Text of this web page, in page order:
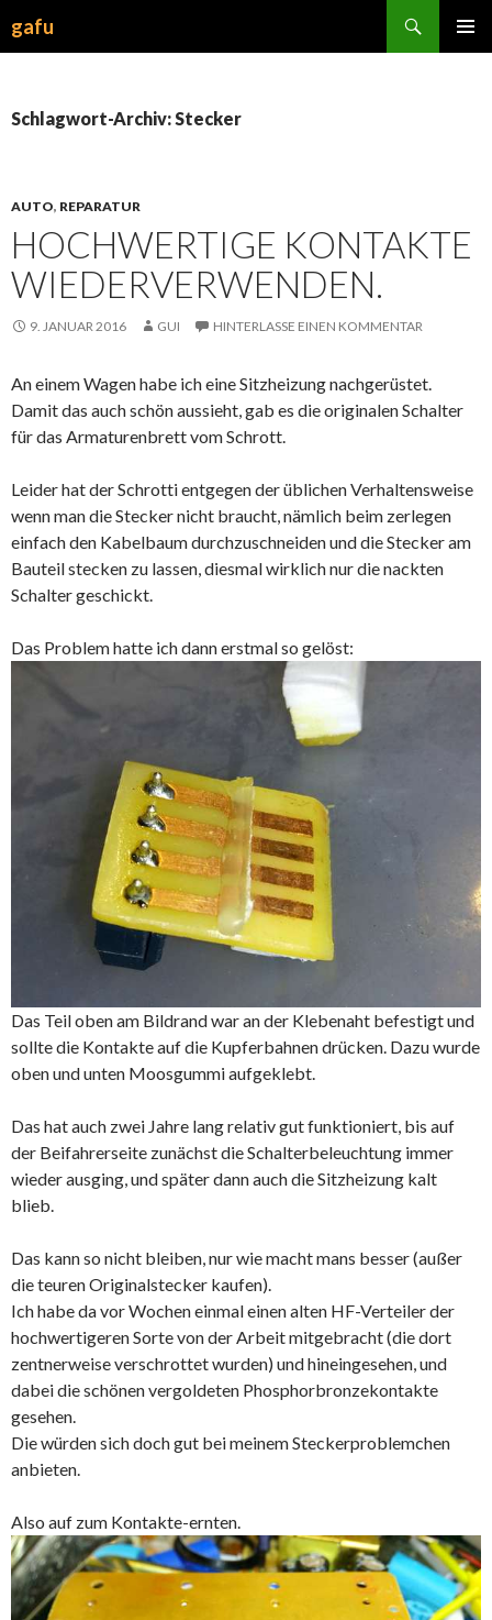
gafu
Schlagwort-Archiv: Stecker
AUTO, REPARATUR
HOCHWERTIGE KONTAKTE
WIEDERVERWENDEN.
9. JANUAR 2016 GUI HINTERLASSE EINEN KOMMENTAR
An einem Wagen habe ich eine Sitzheizung nachgerüstet.
Damit das auch schön aussieht, gab es die originalen Schalter
für das Armaturenbrett vom Schrott.
Leider hat der Schrotti entgegen der üblichen Verhaltensweise
wenn man die Stecker nicht braucht, nämlich beim zerlegen
einfach den Kabelbaum durchzuschneiden und die Stecker am
Bauteil stecken zu lassen, diesmal wirklich nur die nackten
Schalter geschickt.
Das Problem hatte ich dann erstmal so gelöst:
Das Teil oben am Bildrand war an der Klebenaht befestigt und
sollte die Kontakte auf die Kupferbahnen drücken. Dazu wurde
oben und unten Moosgummi aufgeklebt.
Das hat auch zwei Jahre lang relativ gut funktioniert, bis auf
der Beifahrerseite zunächst die Schalterbeleuchtung immer
wieder ausging, und später dann auch die Sitzheizung kalt
blieb.
Das kann so nicht bleiben, nur wie macht mans besser (außer
die teuren Originalstecker kaufen).
Ich habe da vor Wochen einmal einen alten HF-Verteiler der
hochwertigeren Sorte von der Arbeit mitgebracht (die dort
zentnerweise verschrottet wurden) und hineingesehen, und
dabei die schönen vergoldeten Phosphorbronzekontakte
gesehen.
Die würden sich doch gut bei meinem Steckerproblemchen
anbieten.
Also auf zum Kontakte-ernten.